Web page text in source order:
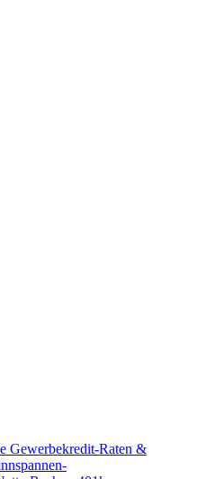
Gewerbekredit-Raten &